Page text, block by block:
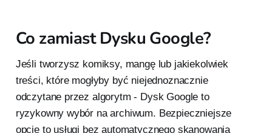
Co zamiast Dysku Google?
Jeśli tworzysz komiksy, mangę lub jakiekolwiek
treści, które mogłyby być niejednoznacznie
odczytane przez algorytm - Dysk Google to
ryzykowny wybór na archiwum. Bezpieczniejsze
opcje to usługi bez automatycznego skanowania